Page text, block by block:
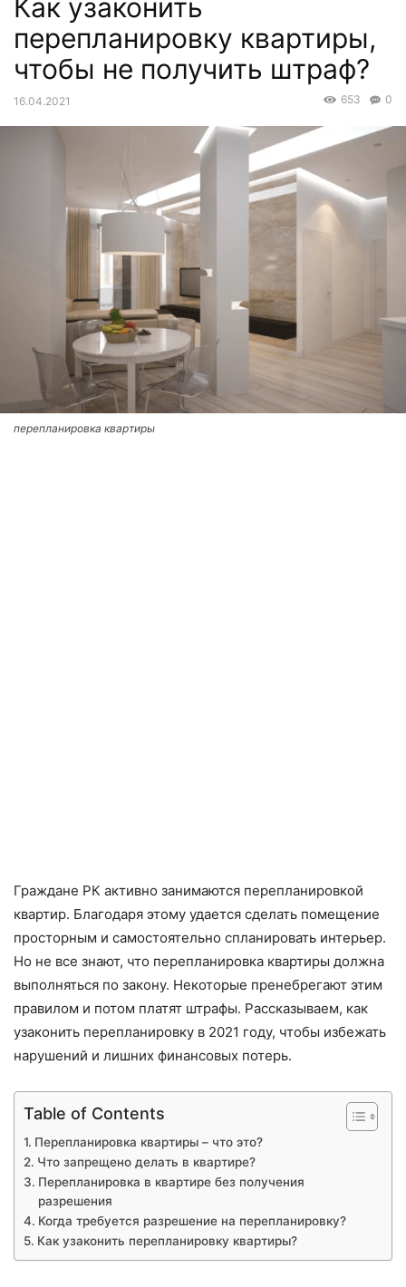
Как узаконить
перепланировку квартиры,
чтобы не получить штраф?
16.04.2021 0
653
перепланировка квартиры
Граждане РК активно занимаются перепланировкой
квартир. Благодаря этому удается сделать помещение
просторным и самостоятельно спланировать интерьер.
Но не все знают, что перепланировка квартиры должна
выполняться по закону. Некоторые пренебрегают этим
правилом и потом платят штрафы. Рассказываем, как
узаконить перепланировку в 2021 году, чтобы избежать
нарушений и лишних финансовых потерь.
Table of Contents
Перепланировка квартиры – что это?
Что запрещено делать в квартире?
Перепланировка в квартире без получения
разрешения
Когда требуется разрешение на перепланировку?
Как узаконить перепланировку квартиры?